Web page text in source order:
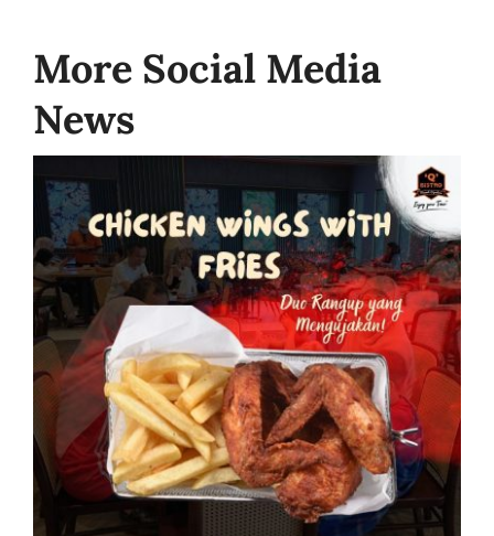
More Social Media
News